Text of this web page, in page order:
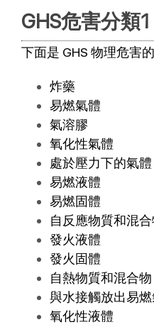
GHS危害分類
下面是 GHS 物理危害
炸藥
易燃氣體
氣溶膠
氧化性氣體
處於壓力下的氣體
易燃液體
易燃固體
自反應物質和混合
發火液體
發火固體
自熱物質和混合物
與水接觸放出易
氧化性液體